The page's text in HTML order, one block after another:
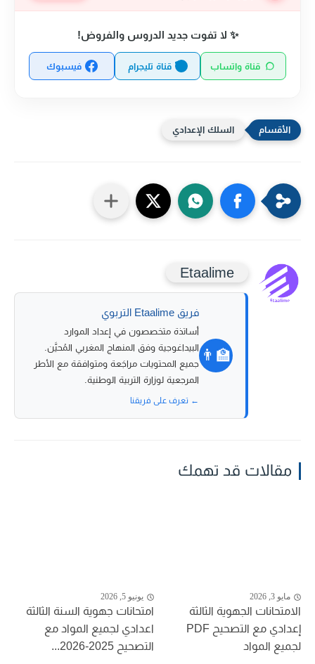
✨ لا تفوت جديد الدروس والفروض!
قناة واتساب قناة تليجرام فيسبوك
السلك الإعدادي
Etaalime
👨‍🏫
فريق Etaalime التربوي
أساتذة متخصصون في إعداد الموارد
البيداغوجية وفق المنهاج المغربي المُحيَّن.
جميع المحتويات مراجَعة ومتوافقة مع الأطر
المرجعية لوزارة التربية الوطنية.
← تعرف على فريقنا
مقالات قد تهمك
مايو 3, 2026
الامتحانات الجهوية الثالثة
إعدادي مع التصحيح PDF
لجميع المواد
يونيو 5, 2026
امتحانات جهوية السنة الثالثة
اعدادي لجميع المواد مع
التصحيح 2025-2026...